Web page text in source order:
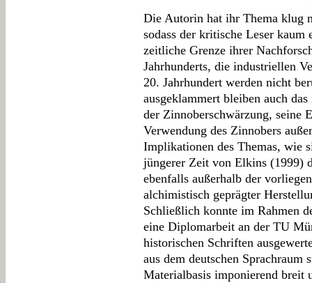
Die Autorin hat ihr Thema klug
sodass der kritische Leser kaum
zeitliche Grenze ihrer
Jahrhunderts, die industriellen
20. Jahrhundert werden nicht
ausgeklammert bleiben auch
der Zinnoberschwärzung, seine
Verwendung des Zinnobers
Implikationen des Themas, wie
jüngerer Zeit von Elkins (1999)
ebenfalls außerhalb der
alchimistisch geprägter
Schließlich konnte im Rahmen
eine Diplomarbeit an der TU
historischen Schriften
aus dem deutschen Sprachraum
Materialbasis imponierend breit